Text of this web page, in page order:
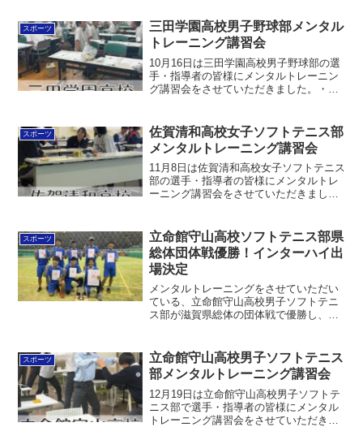
ました。中高一貫校なので、高校で野球
をしたい中学生も参加し、楽...
スポーツ
三田学園高校男子野球部メンタル
トレーニング講習会
10月16日は三田学園高校男子野球部の選
手・指導者の皆様にメンタルトレーニン
グ講習会をさせていただきました。・心
いきます！チーム向けメンタルトレーニ
ング詳細 この投稿を...
スポーツ
佐賀清和高校女子ソフトテニス部
メンタルトレーニング講習会
11月8日は佐賀清和高校女子ソフトテニス
部の選手・指導者の皆様にメンタルトレ
ーニング講習会をさせていただきまし
るをタイプ分け診断やワークをしながら
扱いました。少しでも力...
スポーツ
立命館守山高校ソフトテニス部県
総体団体戦優勝！インターハイ出
場決定
メンタルトレーニングをさせていただい
ている、立命館守山高校男子ソフトテニ
ス部が滋賀県総体の団体戦で優勝し、イ
勝って優勝できてよかったです！！！
View this po...
スポーツ
立命館守山高校男子ソフトテニス
部メンタルトレーニング講習会
12月19日は立命館守山高校男子ソフトテ
ニス部で選手・指導者の皆様にメンタル
トレーニング講習会をさせていただきま